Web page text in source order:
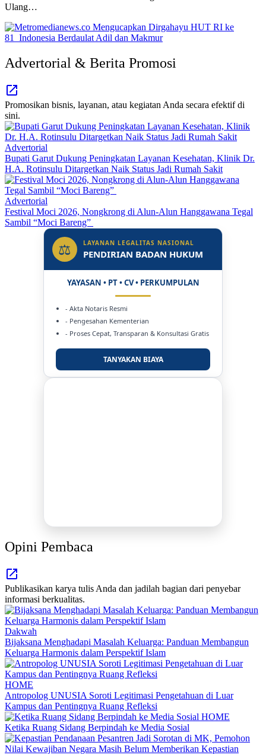
Ulang…
Advertorial & Berita Promosi
Promosikan bisnis, layanan, atau kegiatan Anda secara efektif di
sini.
Advertorial
Bupati Garut Dukung Peningkatan Layanan Kesehatan, Klinik Dr.
H.A. Rotinsulu Ditargetkan Naik Status Jadi Rumah Sakit
Advertorial
Festival Moci 2026, Nongkrong di Alun-Alun Hanggawana Tegal
Sambil “Moci Bareng”
⚖ LAYANAN LEGALITAS NASIONAL
PENDIRIAN BADAN HUKUM
YAYASAN • PT • CV • PERKUMPULAN
- Akta Notaris Resmi
- Pengesahan Kementerian
- Proses Cepat, Transparan & Konsultasi Gratis
TANYAKAN BIAYA
Opini Pembaca
Publikasikan karya tulis Anda dan jadilah bagian dari penyebar
informasi berkualitas.
Dakwah
Bijaksana Menghadapi Masalah Keluarga: Panduan Membangun
Keluarga Harmonis dalam Perspektif Islam
HOME
Antropolog UNUSIA Soroti Legitimasi Pengetahuan di Luar
Kampus dan Pentingnya Ruang Refleksi
HOME
Ketika Ruang Sidang Berpindah ke Media Sosial